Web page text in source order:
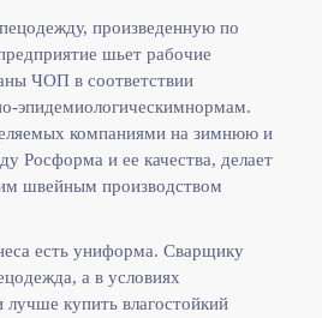
произведенную по
шьет рабочие
ЧОП в соответствии
эпидемиологическимнормам.
компаниями на зимнюю и
Росформа и ее качества, делает
швейным производством
есть униформа. Сварщику
а в условиях
купить влагостойкий